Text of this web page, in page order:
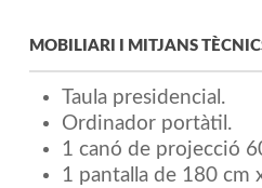
MOBILIARI I MITJANS
Taula presidencial.
Ordinador portàtil.
1 canó de projecció
1 pantalla de 180 cm